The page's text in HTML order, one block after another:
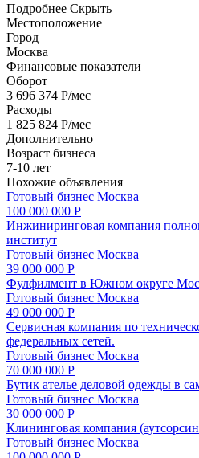
Подробнее Скрыть
Местоположение
Город
Москва
Финансовые показатели
Оборот
3 696 374 Р/мес
Расходы
1 825 824 Р/мес
Дополнительно
Возраст бизнеса
7-10 лет
Похожие объявления
Готовый бизнес Москва
100 000 000 Р
Инжиниринговая компания
институт
Готовый бизнес Москва
39 000 000 Р
Фулфилмент в Южном округе
Готовый бизнес Москва
49 000 000 Р
Сервисная компания по
федеральных сетей.
Готовый бизнес Москва
70 000 000 Р
Бутик ателье деловой одежды в
Готовый бизнес Москва
30 000 000 Р
Клининговая компания
Готовый бизнес Москва